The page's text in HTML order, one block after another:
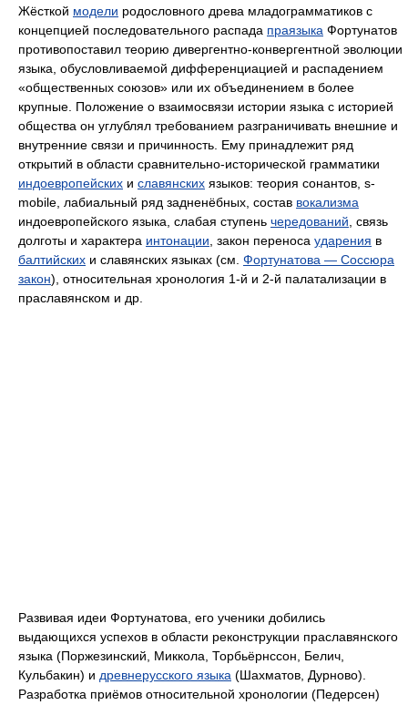
Жёсткой модели родословного древа младограмматиков с
концепцией последовательного распада праязыка Фортунатов
противопоставил теорию дивергентно-конвергентной эволюции
языка, обусловливаемой дифференциацией и распадением
«общественных союзов» или их объединением в более
крупные. Положение о взаимосвязи истории языка с историей
общества он углублял требованием разграничивать внешние и
внутренние связи и причинность. Ему принадлежит ряд
открытий в области сравнительно-исторической грамматики
индоевропейских и славянских языков: теория сонантов, s-
mobile , лабиальный ряд задненёбных, состав вокализма
индоевропейского языка, слабая ступень чередований , связь
долготы и характера интонации , закон переноса ударения в
балтийских и славянских языках (см. Фортунатова — Соссюра
закон), относительная хронология 1‑й и 2‑й палатализации в
праславянском и др.
Развивая идеи Фортунатова, его ученики добились
выдающихся успехов в области реконструкции праславянского
языка (Поржезинский, Миккола, Торбьёрнссон, Белич,
Кульбакин) и древнерусского языка (Шахматов, Дурново).
Разработка приёмов относительной хронологии (Педерсен)